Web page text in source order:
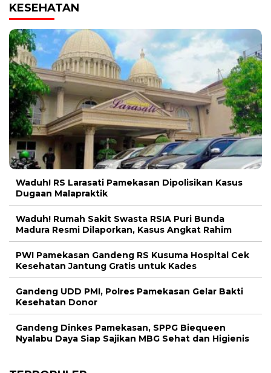
KESEHATAN
Waduh! RS Larasati Pamekasan Dipolisikan Kasus
Dugaan Malapraktik
Waduh! Rumah Sakit Swasta RSIA Puri Bunda
Madura Resmi Dilaporkan, Kasus Angkat Rahim
PWI Pamekasan Gandeng RS Kusuma Hospital Cek
Kesehatan Jantung Gratis untuk Kades
Gandeng UDD PMI, Polres Pamekasan Gelar Bakti
Kesehatan Donor
Gandeng Dinkes Pamekasan, SPPG Biequeen
Nyalabu Daya Siap Sajikan MBG Sehat dan Higienis